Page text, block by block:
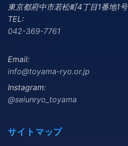
東京都府中市若松町4丁目1番地1号
TEL:
042-369-7761
Email:
info@toyama-ryo.or.jp
Instagram:
@seiunryo_toyama
サイトマップ